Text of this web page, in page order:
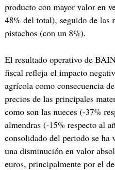
producto con mayor valor en
48% del total), seguido de las
pistachos (con un 8%).
El resultado operativo de
fiscal refleja el impacto
agrícola como consecuencia
precios de las principales
como son las nueces (-37%
almendras (-15% respecto al
consolidado del periodo se ha
una disminución en valor
euros, principalmente por el